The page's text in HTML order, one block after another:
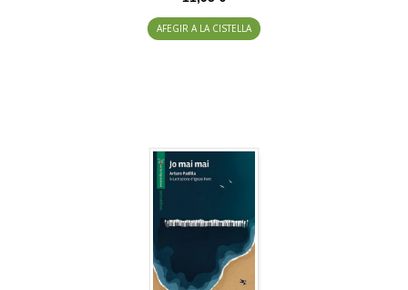
AFEGIR A LA CISTELLA